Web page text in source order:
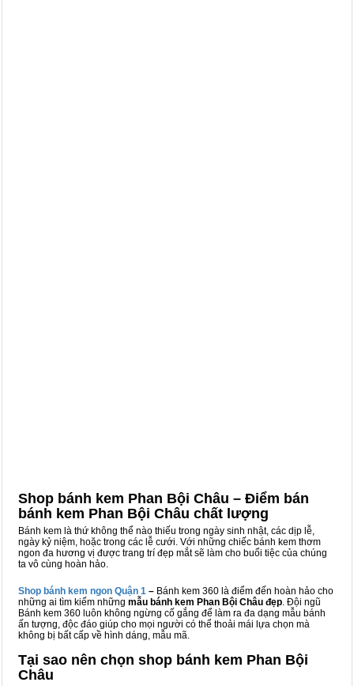
Shop bánh kem Phan Bội Châu – Điểm bán
bánh kem Phan Bội Châu chất lượng
Bánh kem là thứ không thể nào thiếu trong ngày sinh nhật, các dịp lễ,
ngày kỷ niệm, hoặc trong các lễ cưới. Với những chiếc bánh kem thơm
ngon đa hương vị được trang trí đẹp mắt sẽ làm cho buổi tiệc của chúng
ta vô cùng hoàn hảo.
Shop bánh kem ngon Quận 1 – Bánh kem 360 là điểm đến hoàn hảo cho
những ai tìm kiếm những mẫu bánh kem Phan Bội Châu đẹp. Đội ngũ
Bánh kem 360 luôn không ngừng cố gắng để làm ra đa dạng mẫu bánh
ấn tượng, độc đáo giúp cho mọi người có thể thoải mái lựa chọn mà
không bị bất cấp về hình dáng, mẫu mã.
Tại sao nên chọn shop bánh kem Phan Bội
Châu